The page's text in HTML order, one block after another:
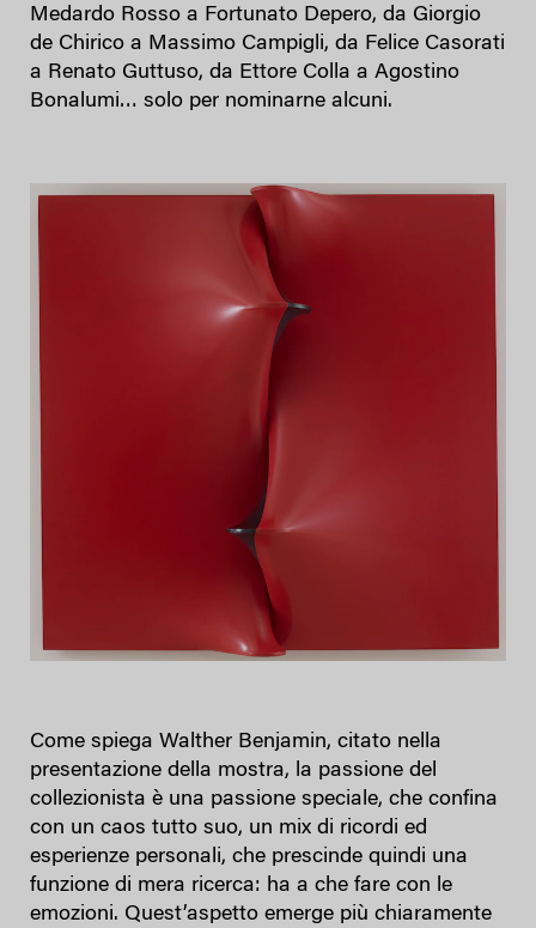
Medardo Rosso a Fortunato Depero, da Giorgio
de Chirico a Massimo Campigli, da Felice Casorati
a Renato Guttuso, da Ettore Colla a Agostino
Bonalumi… solo per nominarne alcuni.
Come spiega Walther Benjamin, citato nella
presentazione della mostra, la passione del
collezionista è una passione speciale, che confina
con un caos tutto suo, un mix di ricordi ed
esperienze personali, che prescinde quindi una
funzione di mera ricerca: ha a che fare con le
emozioni. Quest’aspetto emerge più chiaramente